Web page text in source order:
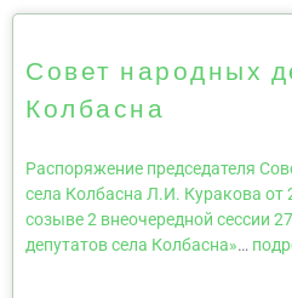
Совет народных
Колбасна
Распоряжение председателя
села Колбасна Л.И. Куракова от
созыве 2 внеочередной сессии
депутатов села Колбасна»…